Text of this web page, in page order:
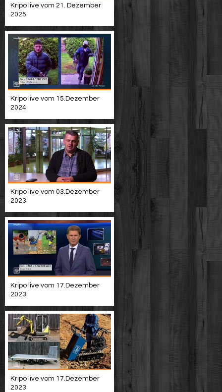
Kripo live vom 21. Dezember
2025
Kripo live vom 15.Dezember
2024
Kripo live vom 03.Dezember
2023
Kripo live vom 17.Dezember
2023
Kripo live vom 17.Dezember
2023